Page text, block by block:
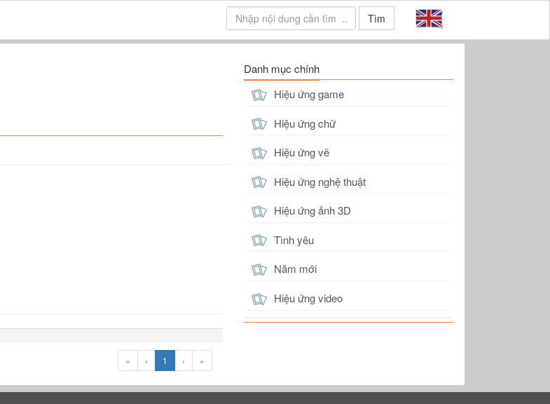
Tìm
« ‹ 1 › »
Danh mục chính
Hiệu ứng game
Hiệu ứng chữ
Hiệu ứng vẽ
Hiệu ứng nghệ thuật
Hiệu ứng ảnh 3D
Tình yêu
Năm mới
Hiệu ứng video